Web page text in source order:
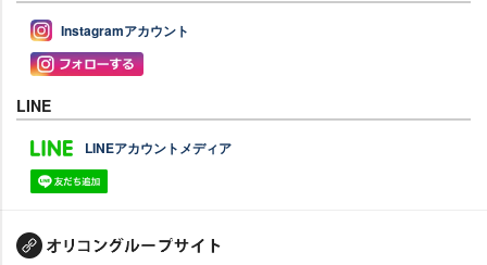
Instagramアカウント
LINE
LINEアカウントメディア